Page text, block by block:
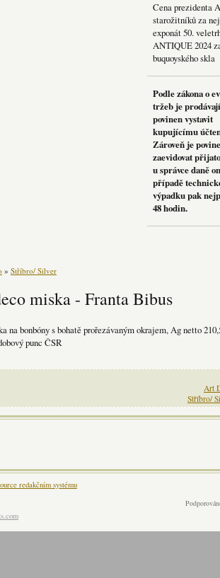
Cena prezidenta
starožitníků za
exponát 50.
ANTIQUE 2024
buquoyského skla
Podle zákona o
tržeb je
povinen vystavit
kupujícímu
Zároveň je
zaevidovat
u správce daně
případě
výpadku pak
48 hodin.
» Stříbro/ Silver
miska - Franta Bibus
na bonbóny s bohatě prořezávaným okrajem, Ag netto
punc ČSR
Art
Stříbro/